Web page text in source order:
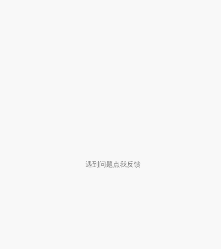
遇到问题点我反馈